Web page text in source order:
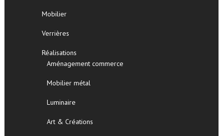
Mobilier
Verrières
Réalisations
Aménagement commerce
Mobilier métal
Luminaire
Art & Créations